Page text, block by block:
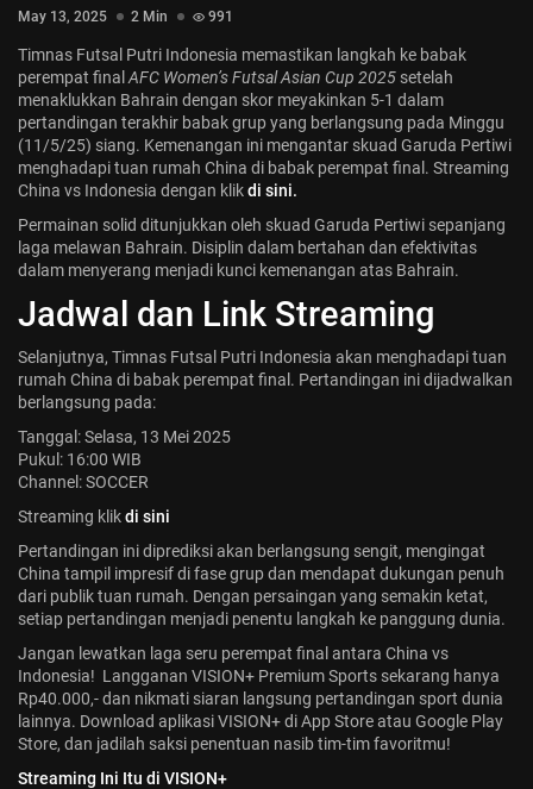
May 13, 2025 2 Min 991
Timnas Futsal Putri Indonesia memastikan langkah ke babak
perempat final AFC Women’s Futsal Asian Cup 2025 setelah
menaklukkan Bahrain dengan skor meyakinkan 5-1 dalam
pertandingan terakhir babak grup yang berlangsung pada Minggu
(11/5/25) siang. Kemenangan ini mengantar skuad Garuda Pertiwi
menghadapi tuan rumah China di babak perempat final. Streaming
China vs Indonesia dengan klikdi sini.
Permainan solid ditunjukkan oleh skuad Garuda Pertiwi sepanjang
laga melawan Bahrain. Disiplin dalam bertahan dan efektivitas
dalam menyerang menjadi kunci kemenangan atas Bahrain.
Jadwal dan Link Streaming
Selanjutnya, Timnas Futsal Putri Indonesia akan menghadapi tuan
rumah China di babak perempat final. Pertandingan ini dijadwalkan
berlangsung pada:
Tanggal: Selasa, 13 Mei 2025
Pukul: 16:00 WIB
Channel: SOCCER
Streaming klikdi sini
Pertandingan ini diprediksi akan berlangsung sengit, mengingat
China tampil impresif di fase grup dan mendapat dukungan penuh
dari publik tuan rumah. Dengan persaingan yang semakin ketat,
setiap pertandingan menjadi penentu langkah ke panggung dunia.
Jangan lewatkan laga seru perempat final antara China vs
Indonesia! Langganan VISION+ Premium Sports sekarang hanya
Rp40.000,- dan nikmati siaran langsung pertandingan sport dunia
lainnya. Download aplikasi VISION+ di App Store atau Google Play
Store, dan jadilah saksi penentuan nasib tim-tim favoritmu!
Streaming Ini Itu di VISION+